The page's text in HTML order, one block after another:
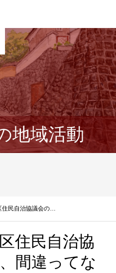
地域活動
住民自治協議会の…
住民自治協
間違ってな